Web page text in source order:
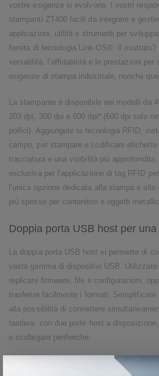
vostre esigenze si evolvono. I vostri
stampanti ZT400 facili da integrare e
applicazioni, utilità e strumenti per
fornita di tecnologia Link-OS®. Il risultato?
versatilità, l’affidabilità e le prestazioni per
esigenze di stampa industriale, nonché
La stampante è disponibile nei modelli da
203 dpi, 300 dpi e 600 dpi* (600 dpi solo
pollici). Aggiungete la tecnologia RFID,
campo, per stampare e codificare
tracciatura e una visibilità più
esclusiva per l’applicazione di tag RFID
l’unica opzione dedicata alla stampa e
più spesse per contenitori e oggetti
Doppia porta USB host per
La doppia porta USB host vi permette di
vasta gamma di dispositivi USB.
replicare firmware, file e configurazioni,
trasferire facilmente i formati. Semplificate
alla possibilità di connettere
tastiera: con due porte host a
e scollegare periferiche.
Progettate per evolversi con le